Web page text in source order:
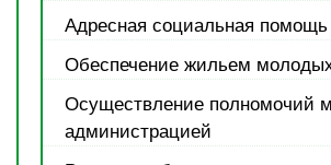
Адресная социальная помощь
Обеспечение жильем
Осуществление полномочий
администрацией